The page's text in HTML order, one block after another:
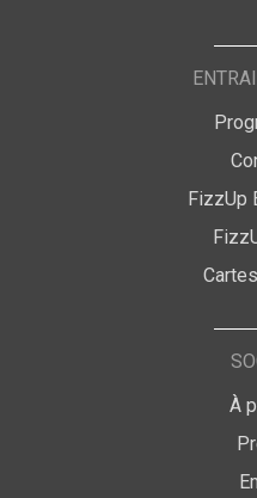
FizzUp
À